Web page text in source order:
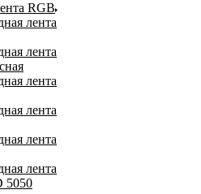
RGB
лента
лента
лента
лента
лента
лента
5050